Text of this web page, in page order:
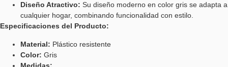
Diseño Atractivo: Su diseño moderno en color gris se adapta a
cualquier hogar, combinando funcionalidad con estilo.
Especificaciones del Producto:
Material: Plástico resistente
Color: Gris
Medidas: